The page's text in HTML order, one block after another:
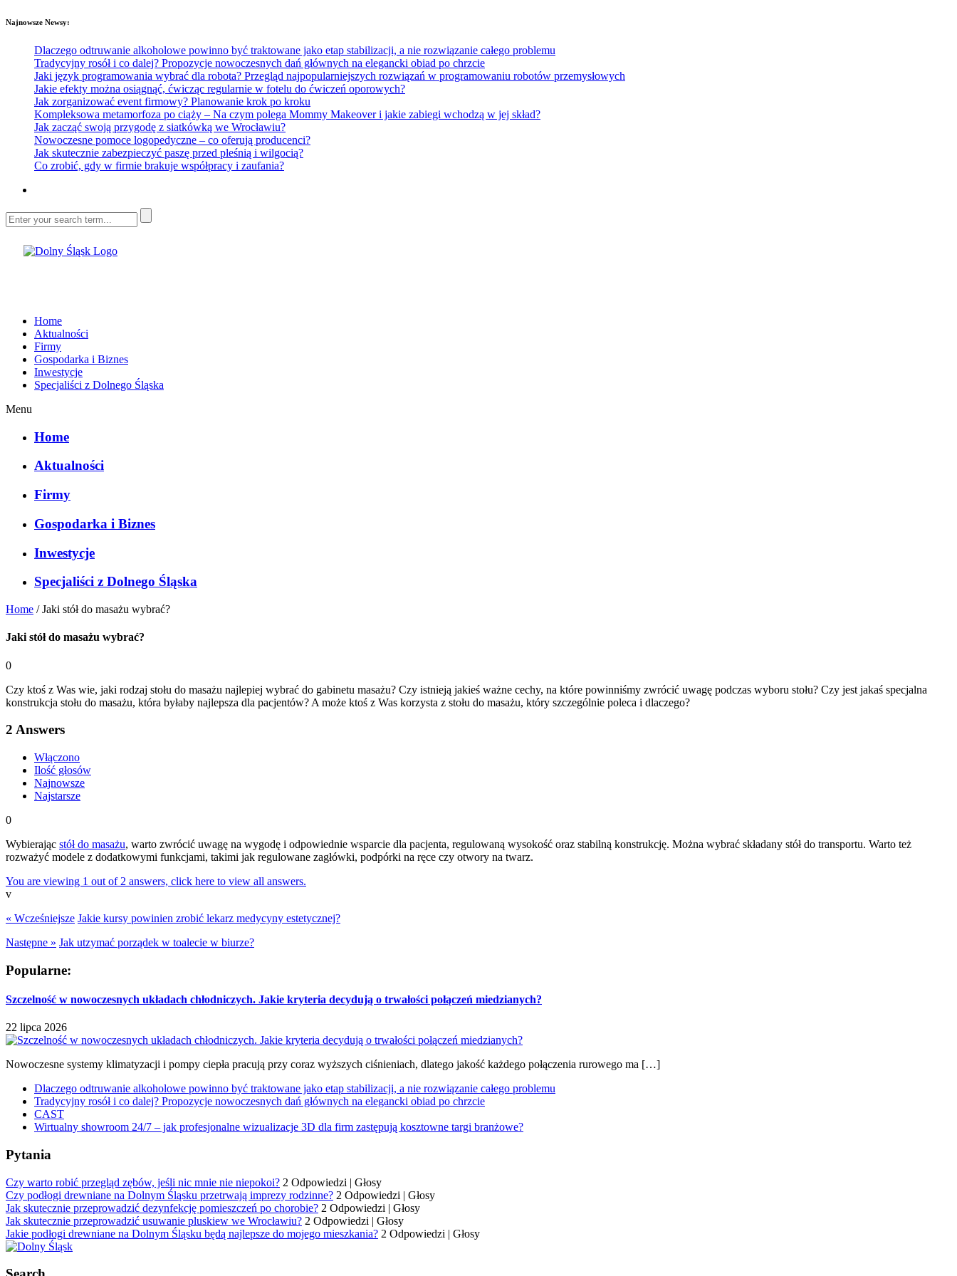
Najnowsze Newsy:
Dlaczego odtruwanie alkoholowe powinno być traktowane jako etap stabilizacji, a nie rozwiązanie całego problemu
Tradycyjny rosół i co dalej? Propozycje nowoczesnych dań głównych na elegancki obiad po chrzcie
Jaki język programowania wybrać dla robota? Przegląd najpopularniejszych rozwiązań w programowaniu robotów przemysłowych
Jakie efekty można osiągnąć, ćwicząc regularnie w fotelu do ćwiczeń oporowych?
Jak zorganizować event firmowy? Planowanie krok po kroku
Kompleksowa metamorfoza po ciąży – Na czym polega Mommy Makeover i jakie zabiegi wchodzą w jej skład?
Jak zacząć swoją przygodę z siatkówką we Wrocławiu?
Nowoczesne pomoce logopedyczne – co oferują producenci?
Jak skutecznie zabezpieczyć paszę przed pleśnią i wilgocią?
Co zrobić, gdy w firmie brakuje współpracy i zaufania?
Home
Aktualności
Firmy
Gospodarka i Biznes
Inwestycje
Specjaliści z Dolnego Śląska
Menu
Home
Aktualności
Firmy
Gospodarka i Biznes
Inwestycje
Specjaliści z Dolnego Śląska
Home /Jaki stół do masażu wybrać?
Jaki stół do masażu wybrać?
0
Czy ktoś z Was wie, jaki rodzaj stołu do masażu najlepiej wybrać do gabinetu masażu? Czy istnieją jakieś ważne cechy, na które powinniśmy zwrócić uwagę podczas wyboru stołu? Czy jest jakaś specjalna
konstrukcja stołu do masażu, która byłaby najlepsza dla pacjentów? A może ktoś z Was korzysta z stołu do masażu, który szczególnie poleca i dlaczego?
2 Answers
Włączono
Ilość głosów
Najnowsze
Najstarsze
0
Wybierając stół do masażu, warto zwrócić uwagę na wygodę i odpowiednie wsparcie dla pacjenta, regulowaną wysokość oraz stabilną konstrukcję. Można wybrać składany stół do transportu. Warto też
rozważyć modele z dodatkowymi funkcjami, takimi jak regulowane zagłówki, podpórki na ręce czy otwory na twarz.
You are viewing 1 out of 2 answers, click here to view all answers.
v
« Wcześniejsze Jakie kursy powinien zrobić lekarz medycyny estetycznej?
Następne » Jak utzymać porządek w toalecie w biurze?
Popularne:
Szczelność w nowoczesnych układach chłodniczych. Jakie kryteria decydują o trwałości połączeń miedzianych?
22 lipca 2026
Nowoczesne systemy klimatyzacji i pompy ciepła pracują przy coraz wyższych ciśnieniach, dlatego jakość każdego połączenia rurowego ma […]
Dlaczego odtruwanie alkoholowe powinno być traktowane jako etap stabilizacji, a nie rozwiązanie całego problemu
Tradycyjny rosół i co dalej? Propozycje nowoczesnych dań głównych na elegancki obiad po chrzcie
CAST
Wirtualny showroom 24/7 – jak profesjonalne wizualizacje 3D dla firm zastępują kosztowne targi branżowe?
Pytania
Czy warto robić przegląd zębów, jeśli nic mnie nie niepokoi? 2 Odpowiedzi | Głosy
Czy podłogi drewniane na Dolnym Śląsku przetrwają imprezy rodzinne? 2 Odpowiedzi | Głosy
Jak skutecznie przeprowadzić dezynfekcję pomieszczeń po chorobie? 2 Odpowiedzi | Głosy
Jak skutecznie przeprowadzić usuwanie pluskiew we Wrocławiu? 2 Odpowiedzi | Głosy
Jakie podłogi drewniane na Dolnym Śląsku będą najlepsze do mojego mieszkania? 2 Odpowiedzi | Głosy